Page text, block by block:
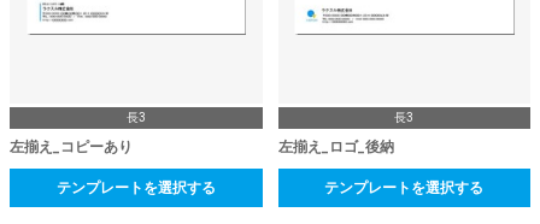
長3
左揃え_コピーあり
テンプレートを選択する
長3
左揃え_ロゴ_後納
テンプレートを選択する